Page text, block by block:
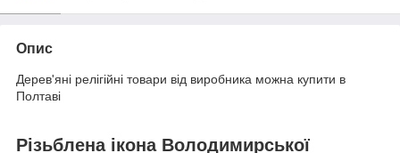
Опис
Дерев'яні релігійні товари від виробника можна купити в
Полтаві
Різьблена ікона Володимирської